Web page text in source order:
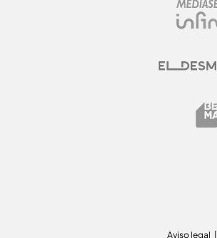
Aviso legal